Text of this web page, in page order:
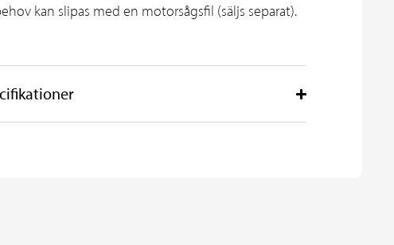
kan slipas med en motorsågsfil (säljs separat).